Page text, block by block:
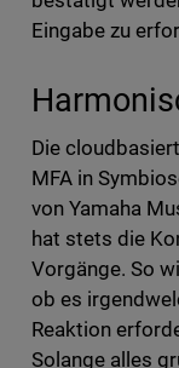
Eingabe zu
Die
MFA in
von Yamaha
hat stets die
Vorgänge. So
ob es
Reaktion
Solange alles